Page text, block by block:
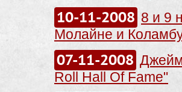
10-11-2008 8 и 9
Молайне и
07-11-2008
Roll Hall Of Fame"